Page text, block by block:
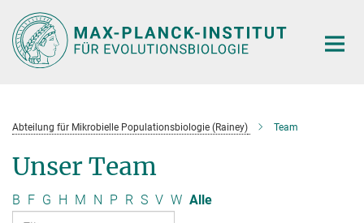
Hauptinhalt
Abteilung für Mikrobielle Populationsbiologie (Rainey) Team
Unser Team
B F G H M N P R S V W Alle